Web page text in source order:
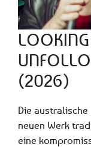
(2026)
Die
neuen Werk
eine